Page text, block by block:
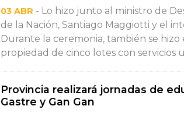
03 ABR - Lo hizo junto al ministro de
de la Nación, Santiago Maggiotti y el
Durante la ceremonia, también se
propiedad de cinco lotes con servicios
Provincia realizará jornadas de
Gastre y Gan Gan